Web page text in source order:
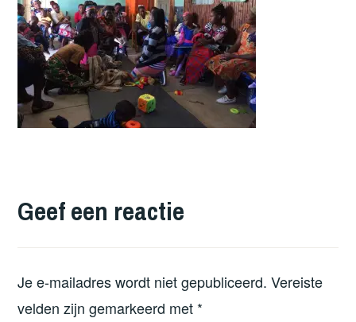
Geef een reactie
Je e-mailadres wordt niet gepubliceerd. Vereiste
velden zijn gemarkeerd met *